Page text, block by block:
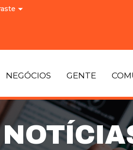
NEGÓCIOS GENTE